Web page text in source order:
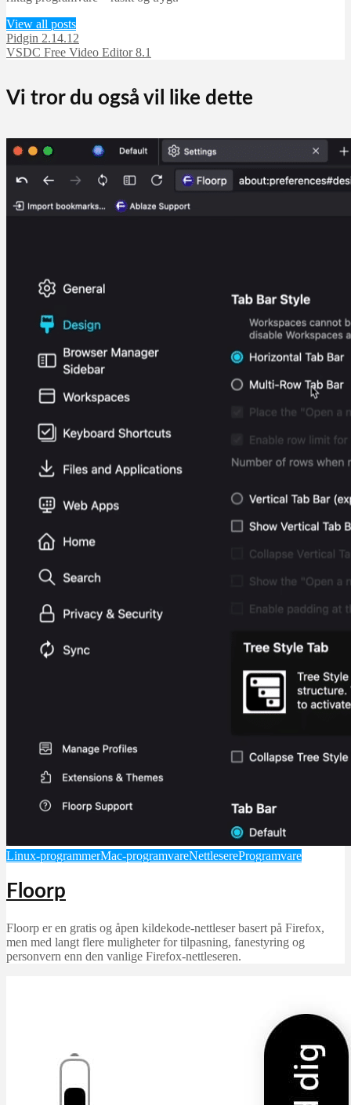
View all posts
Pidgin 2.14.12
VSDC Free Video Editor 8.1
Vi tror du også vil like dette
Linux-programmerMac-programvareNettlesereProgramvare
Floorp
Floorp er en gratis og åpen kildekode-nettleser basert på Firefox,
men med langt flere muligheter for tilpasning, fanestyring og
personvern enn den vanlige Firefox-nettleseren.